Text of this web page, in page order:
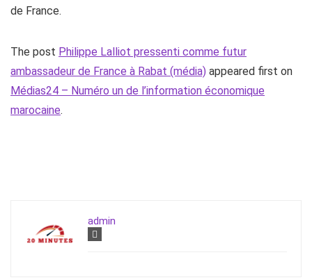
de France.
The post Philippe Lalliot pressenti comme futur
ambassadeur de France à Rabat (média) appeared first on
Médias24 – Numéro un de l’information économique
marocaine.
admin